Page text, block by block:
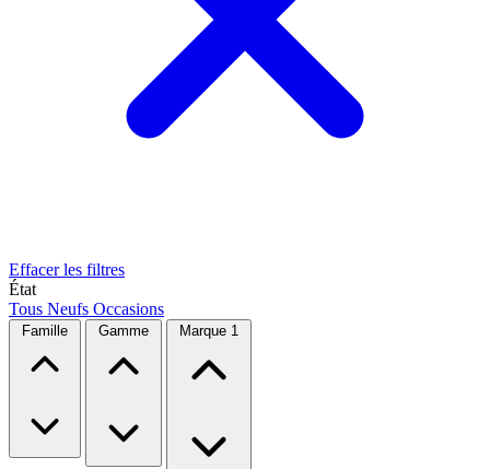
Effacer les filtres
État
Tous Neufs Occasions
Famille Gamme Marque 1